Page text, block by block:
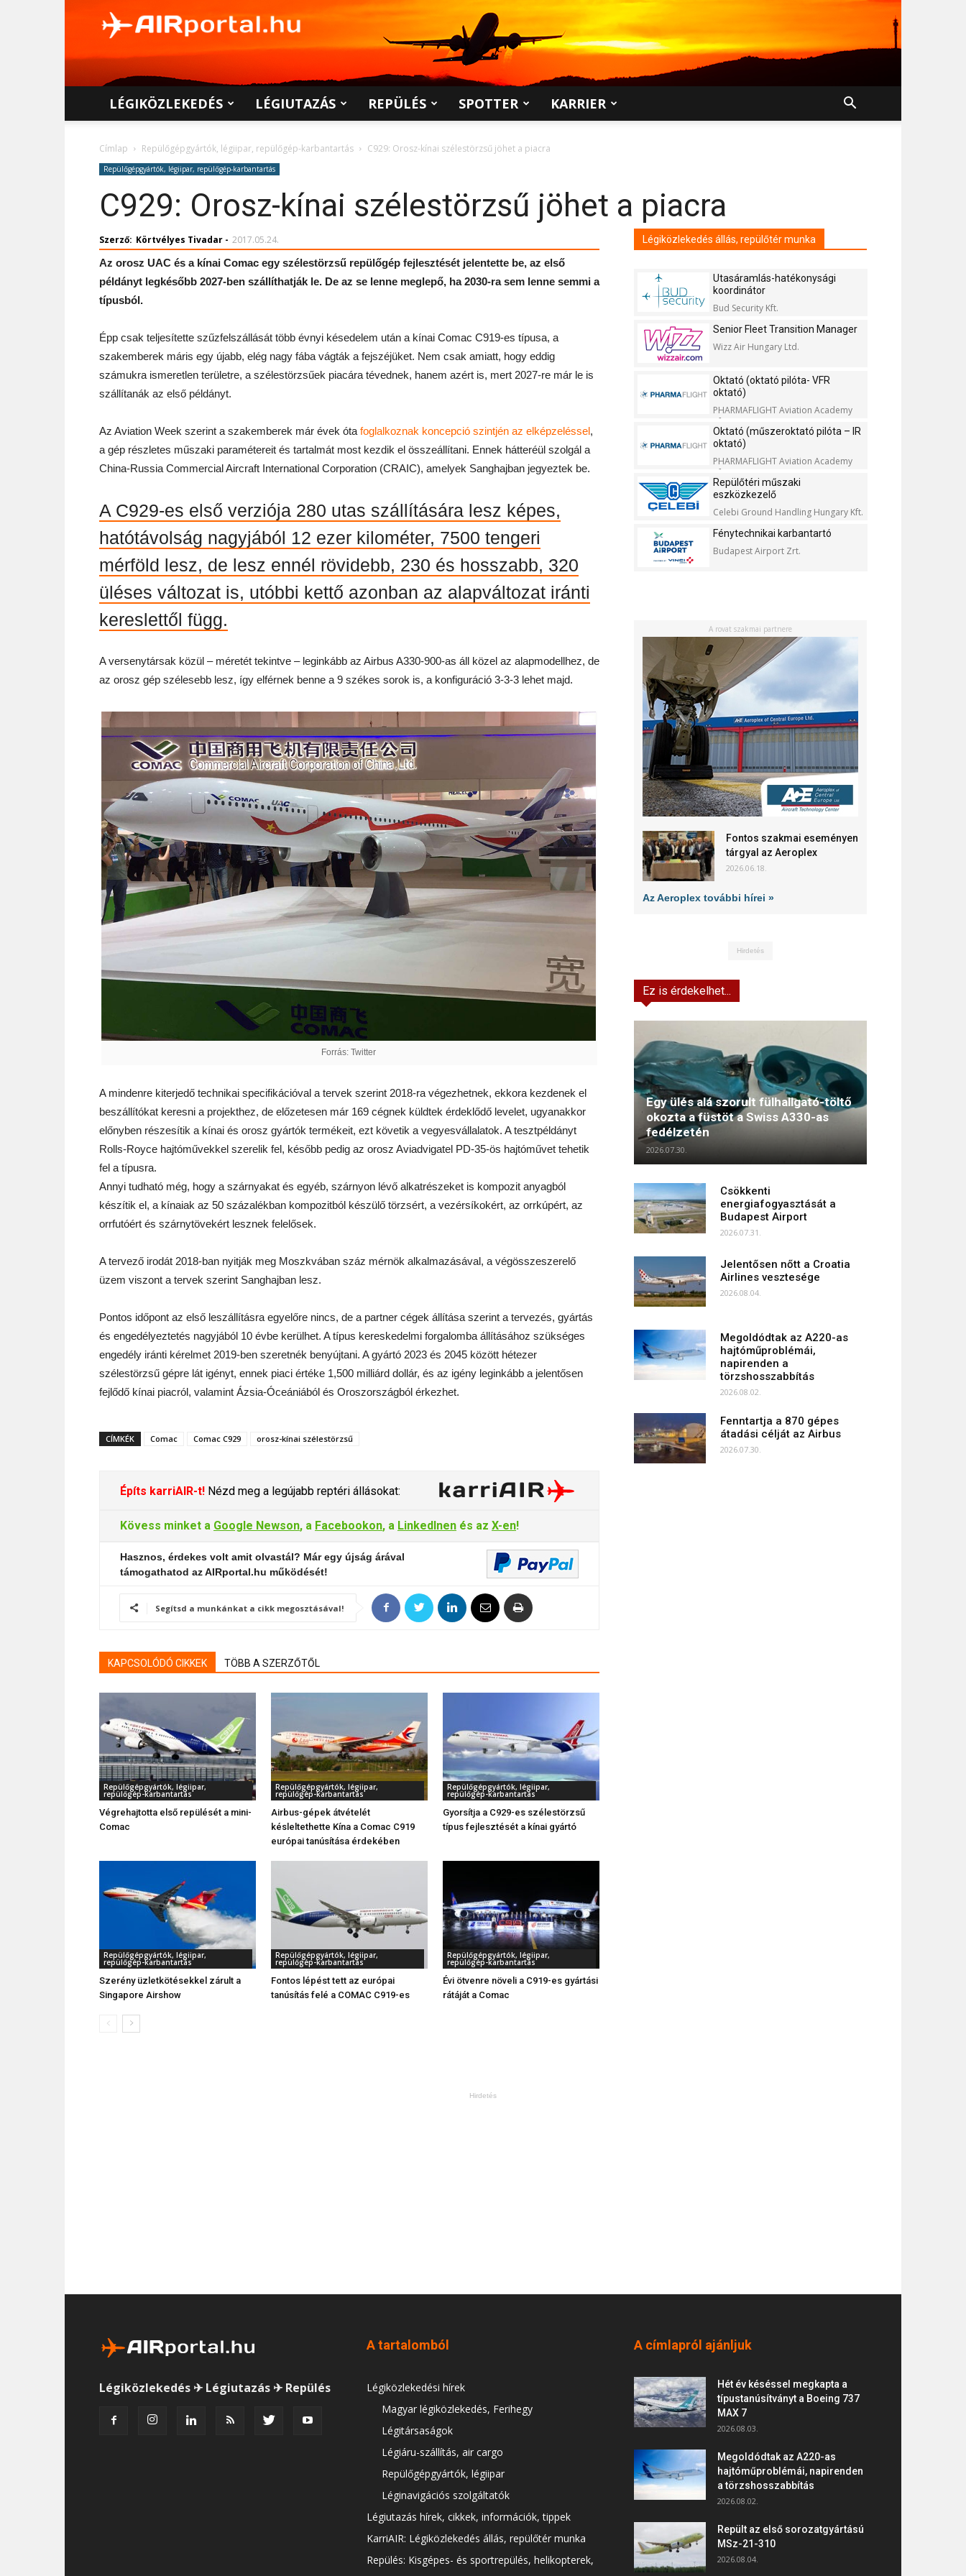
LÉGIKÖZLEKEDÉS LÉGIUTAZÁS REPÜLÉS SPOTTER KARRIER
Címlap Repülőgépgyártók, légiipar, repülőgép-karbantartás C929: Orosz-kínai szélestörzsű jöhet a piacra
Repülőgépgyártók, légiipar, repülőgép-karbantartás
C929: Orosz-kínai szélestörzsű jöhet a piacra
Szerző: Körtvélyes Tivadar - 2017.05.24.
Az orosz UAC és a kínai Comac egy szélestörzsű repülőgép fejlesztését jelentette be, az első
példányt legkésőbb 2027-ben szállíthatják le. De az se lenne meglepő, ha 2030-ra sem lenne semmi a
típusból.
Épp csak teljesítette szűzfelszállását több évnyi késedelem után a kínai Comac C919-es típusa, a
szakemberek máris egy újabb, elég nagy fába vágták a fejszéjüket. Nem csak amiatt, hogy eddig
számukra ismeretlen területre, a szélestörzsűek piacára tévednek, hanem azért is, mert 2027-re már le is
szállítanák az első példányt.
Az Aviation Week szerint a szakemberek már évek óta foglalkoznak koncepció szintjén az elképzeléssel,
a gép részletes műszaki paramétereit és tartalmát most kezdik el összeállítani. Ennek hátteréül szolgál a
China-Russia Commercial Aircraft International Corporation (CRAIC), amelyek Sanghajban jegyeztek be.
A C929-es első verziója 280 utas szállítására lesz képes,
hatótávolság nagyjából 12 ezer kilométer, 7500 tengeri
mérföld lesz, de lesz ennél rövidebb, 230 és hosszabb, 320
üléses változat is, utóbbi kettő azonban az alapváltozat iránti
kereslettől függ.
A versenytársak közül – méretét tekintve – leginkább az Airbus A330-900-as áll közel az alapmodellhez, de
az orosz gép szélesebb lesz, így elférnek benne a 9 székes sorok is, a konfiguráció 3-3-3 lehet majd.
Forrás: Twitter
A mindenre kiterjedő technikai specifikációval a tervek szerint 2018-ra végezhetnek, ekkora kezdenek el
beszállítókat keresni a projekthez, de előzetesen már 169 cégnek küldtek érdeklődő levelet, ugyanakkor
előnyben részesítik a kínai és orosz gyártók termékeit, ezt követik a vegyesvállalatok. A tesztpéldányt
Rolls-Royce hajtóművekkel szerelik fel, később pedig az orosz Aviadvigatel PD-35-ös hajtóművet tehetik
fel a típusra.
Annyi tudható még, hogy a szárnyakat és egyéb, szárnyon lévő alkatrészeket is kompozit anyagból
készítik el, a kínaiak az 50 százalékban kompozitból készülő törzsért, a vezérsíkokért, az orrkúpért, az
orrfutóért és szárnytövekért lesznek felelősek.
A tervező irodát 2018-ban nyitják meg Moszkvában száz mérnök alkalmazásával, a végösszeszerelő
üzem viszont a tervek szerint Sanghajban lesz.
Pontos időpont az első leszállításra egyelőre nincs, de a partner cégek állítása szerint a tervezés, gyártás
és engedélyeztetés nagyjából 10 évbe kerülhet. A típus kereskedelmi forgalomba állításához szükséges
engedély iránti kérelmet 2019-ben szeretnék benyújtani. A gyártó 2023 és 2045 között hétezer
szélestörzsű gépre lát igényt, ennek piaci értéke 1,500 milliárd dollár, és az igény leginkább a jelentősen
fejlődő kínai piacról, valamint Ázsia-Óceániából és Oroszországból érkezhet.
CÍMKÉK Comac Comac C929 orosz-kínai szélestörzsű
Építs karriAIR-t! Nézd meg a legújabb reptéri állásokat:
Kövess minket a Google Newson, a Facebookon, a LinkedInen és az X-en!
Hasznos, érdekes volt amit olvastál? Már egy újság árával
támogathatod az AIRportal.hu működését!
Segítsd a munkánkat a cikk megosztásával!
KAPCSOLÓDÓ CIKKEK TÖBB A SZERZŐTŐL
Repülőgépgyártók, légiipar,
repülőgép-karbantartás
Végrehajtotta első repülését a mini-
Comac
Repülőgépgyártók, légiipar,
repülőgép-karbantartás
Airbus-gépek átvételét
késleltethette Kína a Comac C919
európai tanúsítása érdekében
Repülőgépgyártók, légiipar,
repülőgép-karbantartás
Gyorsítja a C929-es szélestörzsű
típus fejlesztését a kínai gyártó
Repülőgépgyártók, légiipar,
repülőgép-karbantartás
Szerény üzletkötésekkel zárult a
Singapore Airshow
Repülőgépgyártók, légiipar,
repülőgép-karbantartás
Fontos lépést tett az európai
tanúsítás felé a COMAC C919-es
Repülőgépgyártók, légiipar,
repülőgép-karbantartás
Évi ötvenre növeli a C919-es gyártási
rátáját a Comac
Légiközlekedés állás, repülőtér munka
Utasáramlás-hatékonysági
koordinátor
Bud Security Kft.
Senior Fleet Transition Manager
Wizz Air Hungary Ltd.
Oktató (oktató pilóta- VFR
oktató)
PHARMAFLIGHT Aviation Academy
Kft.
Oktató (műszeroktató pilóta – IR
oktató)
PHARMAFLIGHT Aviation Academy
Kft.
Repülőtéri műszaki
eszközkezelő
Celebi Ground Handling Hungary Kft.
Fénytechnikai karbantartó
Budapest Airport Zrt.
A rovat szakmai partnere
Fontos szakmai eseményen
tárgyal az Aeroplex
2026.06.18.
Az Aeroplex további hírei »
Hirdetés
Ez is érdekelhet...
Egy ülés alá szorult fülhallgató-töltő
okozta a füstöt a Swiss A330-as
fedélzetén
2026.07.30.
Csökkenti
energiafogyasztását a
Budapest Airport
2026.07.31.
Jelentősen nőtt a Croatia
Airlines vesztesége
2026.08.04.
Megoldódtak az A220-as
hajtóműproblémái,
napirenden a
törzshosszabbítás
2026.08.02.
Fenntartja a 870 gépes
átadási célját az Airbus
2026.07.30.
Hirdetés
Légiközlekedés ✈ Légiutazás ✈ Repülés
A tartalomból
Légiközlekedési hírek
Magyar légiközlekedés, Ferihegy
Légitársaságok
Légiáru-szállítás, air cargo
Repülőgépgyártók, légiipar
Léginavigációs szolgáltatók
Légiutazás hírek, cikkek, információk, tippek
KarriAIR: Légiközlekedés állás, repülőtér munka
Repülés: Kisgépes- és sportrepülés, helikopterek,
A címlapról ajánljuk
Hét év késéssel megkapta a
típustanúsítványt a Boeing 737
MAX 7
2026.08.03.
Megoldódtak az A220-as
hajtóműproblémái, napirenden
a törzshosszabbítás
2026.08.02.
Repült az első sorozatgyártású
MSz-21-310
2026.08.04.